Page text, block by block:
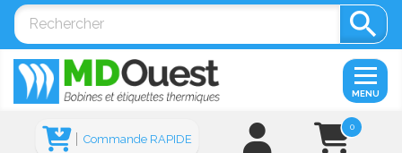

0
Commande RAPIDE
MENU